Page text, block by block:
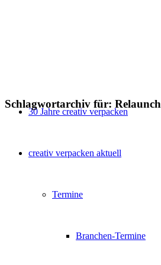
30 Jahre creativ verpacken
creativ verpacken aktuell
Termine
Branchen-Termine
Schlagwortarchiv für: Relaunch